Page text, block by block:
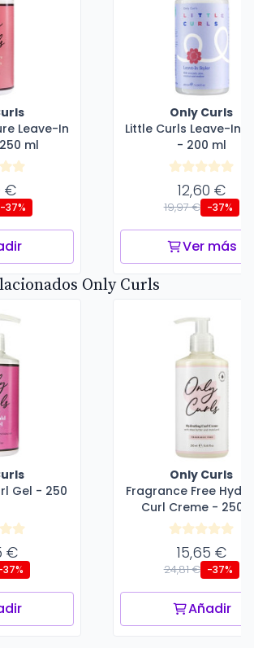
Leave-In
ml
€
-37%
Only Curls
Little Curls Leave-In
- 200 ml
12,60 €
19,97 € -37%
Ver más
Only Curls
Gel - 250
€
Only Curls
Fragrance Free
Curl Creme - 250
15,65 €
24,81 € -37%
Añadir